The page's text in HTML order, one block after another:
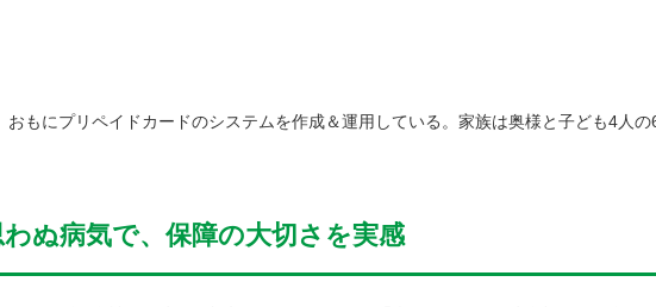
もにプリペイドカードのシステムを作成＆運用している。家族は奥様と子ども4人
ぬ病気で、保障の大切さを実感